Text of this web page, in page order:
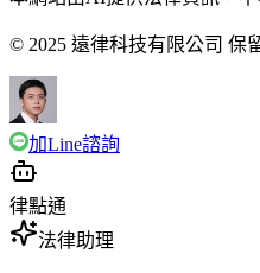
© 2025 遠律科技有限公司 保
加Line諮詢
律點通
法律助理